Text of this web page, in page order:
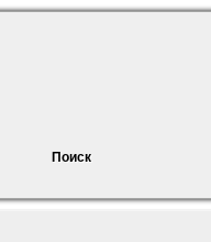
Поиск